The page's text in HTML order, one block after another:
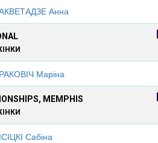
Анна
Маріна
MEMPHIS
Сабіна